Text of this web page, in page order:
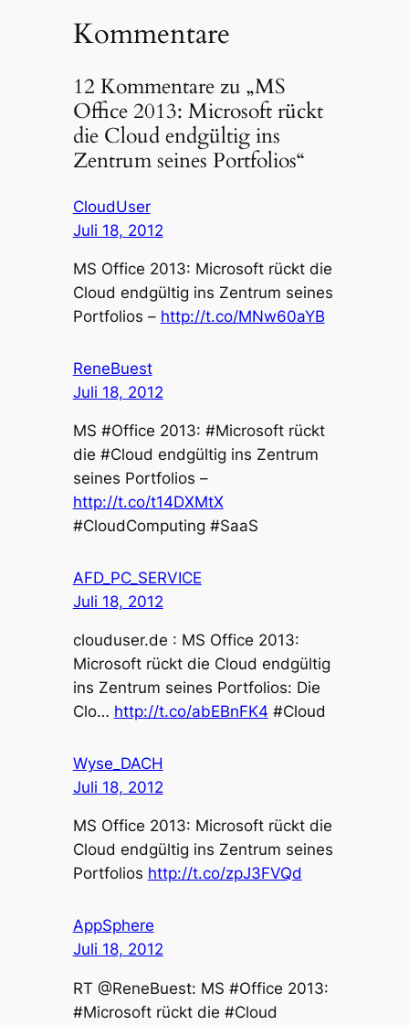
Kommentare
12 Kommentare zu „MS
Office 2013: Microsoft rückt
die Cloud endgültig ins
Zentrum seines Portfolios“
CloudUser
Juli 18, 2012
MS Office 2013: Microsoft rückt die
Cloud endgültig ins Zentrum seines
Portfolios – http://t.co/MNw60aYB
ReneBuest
Juli 18, 2012
MS #Office 2013: #Microsoft rückt
die #Cloud endgültig ins Zentrum
seines Portfolios –
http://t.co/t14DXMtX
#CloudComputing #SaaS
AFD_PC_SERVICE
Juli 18, 2012
clouduser.de : MS Office 2013:
Microsoft rückt die Cloud endgültig
ins Zentrum seines Portfolios: Die
Clo… http://t.co/abEBnFK4 #Cloud
Wyse_DACH
Juli 18, 2012
MS Office 2013: Microsoft rückt die
Cloud endgültig ins Zentrum seines
Portfolios http://t.co/zpJ3FVQd
AppSphere
Juli 18, 2012
RT @ReneBuest: MS #Office 2013:
#Microsoft rückt die #Cloud